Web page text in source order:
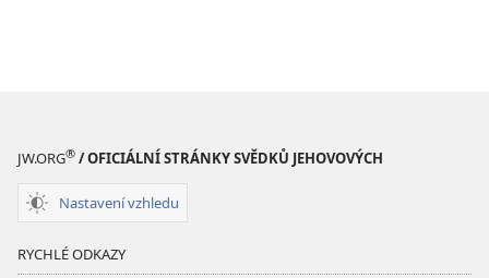
JW.ORG® / OFICIÁLNÍ STRÁNKY SVĚDKŮ JEHOVOVÝCH
Nastavení vzhledu
RYCHLÉ ODKAZY